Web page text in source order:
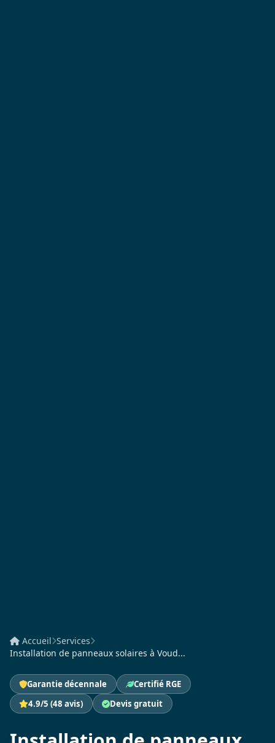
Accueil Services
Installation de panneaux solaires à Voud...
Garantie décennale
Certifié RGE
4.9/5 (48 avis)
Devis gratuit